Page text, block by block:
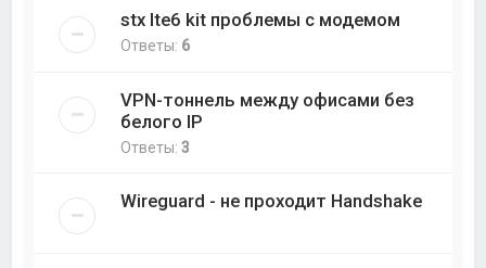
stx lte6 kit проблемы с модемом
Ответы: 6
VPN-тоннель между офисами без
белого IP
Ответы:3
Wireguard - не проходит Handshake